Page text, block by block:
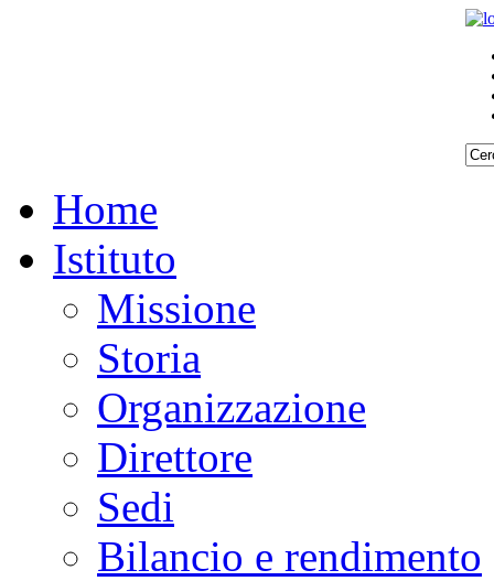
Home
Istituto
Missione
Storia
Organizzazione
Direttore
Sedi
Bilancio e rendimento